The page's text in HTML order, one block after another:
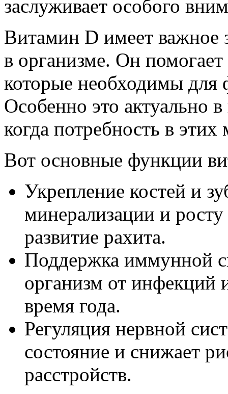
заслуживает особого
Витамин D имеет важное
в организме. Он
которые необходимы для
Особенно это актуально
когда потребность в
Вот основные функции
Укрепление костей и
минерализации и
развитие рахита.
Поддержка иммунной
организм от инфекций
время года.
Регуляция нервной
состояние и снижает
расстройств.